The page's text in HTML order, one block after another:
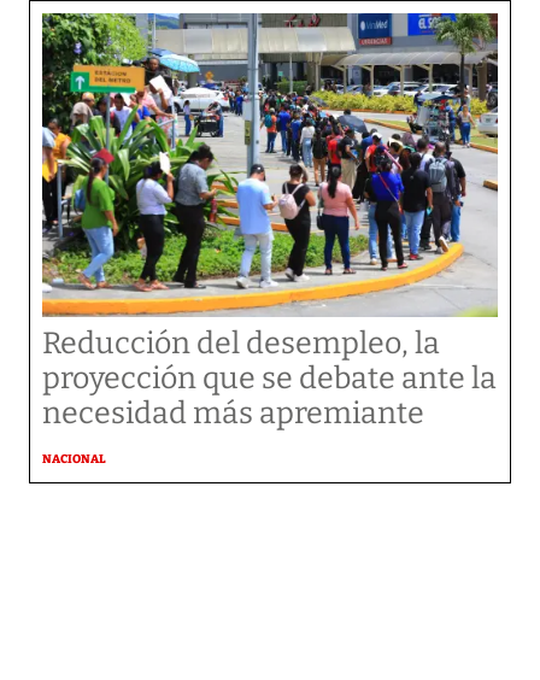
Reducción del desempleo, la
proyección que se debate ante la
necesidad más apremiante
NACIONAL